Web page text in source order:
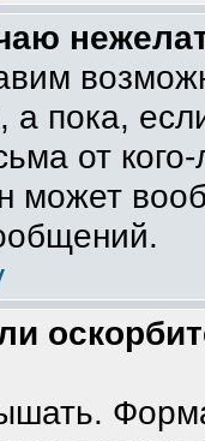
пока,
от
может